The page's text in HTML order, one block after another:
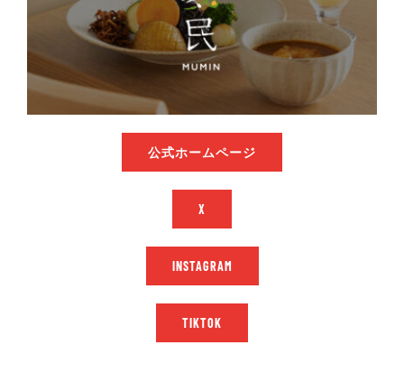
公式ホームページ
X
INSTAGRAM
TIKTOK